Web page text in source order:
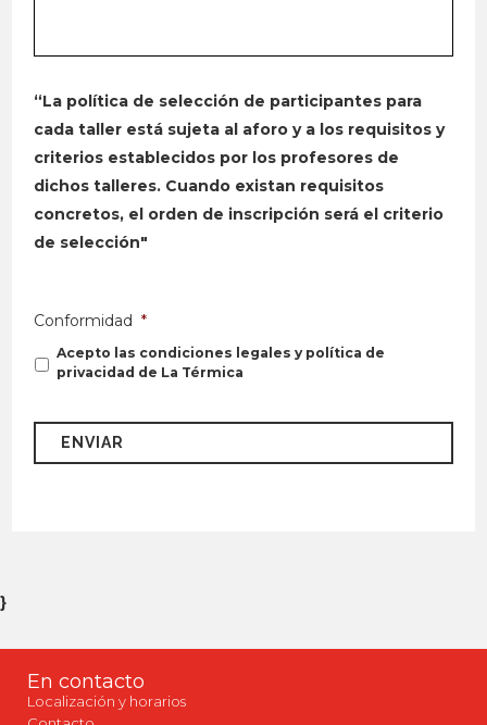
“La política de selección de participantes para
cada taller está sujeta al aforo y a los requisitos y
criterios establecidos por los profesores de
dichos talleres. Cuando existan requisitos
concretos, el orden de inscripción será el criterio
de selección"
Conformidad *
Acepto las condiciones legales y política de
privacidad de La Térmica
}
En contacto
Localización y horarios